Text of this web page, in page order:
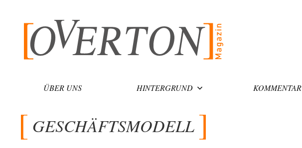
ÜBER UNS HINTERGRUND KOMMENTAR
GESCHÄFTSMODELL